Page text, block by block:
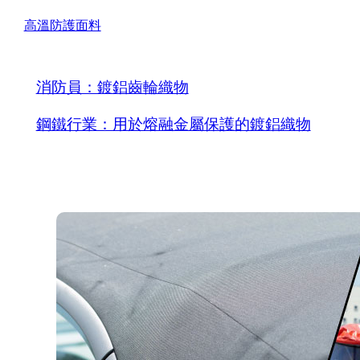
高溫防護面料
消防員：鍍鋁齒輪織物
鋼鐵行業：用於熔融金屬保護的鍍鋁織物